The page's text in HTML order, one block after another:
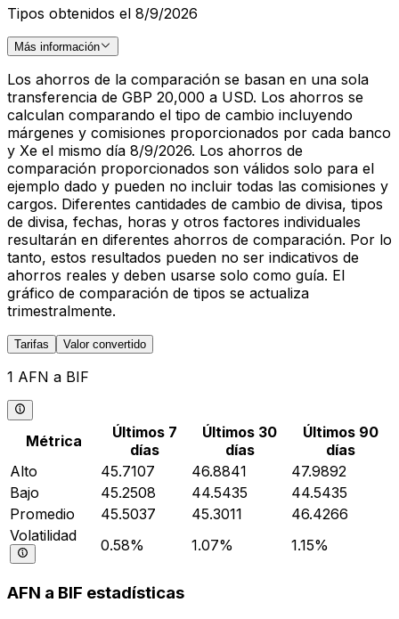
Tipos obtenidos el 8/9/2026
Más información
Los ahorros de la comparación se basan en una sola
transferencia de GBP 20,000 a USD. Los ahorros se
calculan comparando el tipo de cambio incluyendo
márgenes y comisiones proporcionados por cada banco
y Xe el mismo día 8/9/2026. Los ahorros de
comparación proporcionados son válidos solo para el
ejemplo dado y pueden no incluir todas las comisiones y
cargos. Diferentes cantidades de cambio de divisa, tipos
de divisa, fechas, horas y otros factores individuales
resultarán en diferentes ahorros de comparación. Por lo
tanto, estos resultados pueden no ser indicativos de
ahorros reales y deben usarse solo como guía. El
gráfico de comparación de tipos se actualiza
trimestralmente.
Tarifas Valor convertido
1 AFN a BIF
Métrica
Últimos 7
días
Últimos 30
días
Últimos 90
días
Alto
45.7107 46.8841
47.9892
Bajo
45.2508 44.5435
44.5435
Promedio
45.5037 45.3011
46.4266
Volatilidad
0.58% 1.07% 1.15%
AFN a BIF estadísticas